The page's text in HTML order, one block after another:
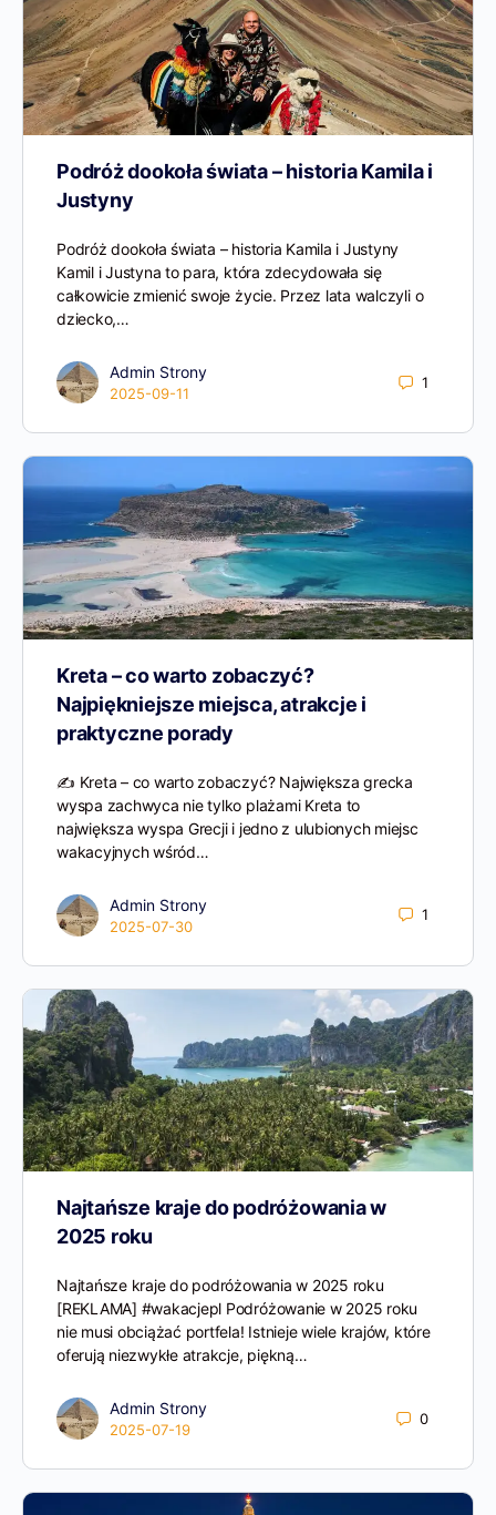
Podróż dookoła świata – historia Kamila i
Justyny
Podróż dookoła świata – historia Kamila i Justyny
Kamil i Justyna to para, która zdecydowała się
całkowicie zmienić swoje życie. Przez lata walczyli o
dziecko,…
Admin Strony
2025-09-11
1
Kreta – co warto zobaczyć?
Najpiękniejsze miejsca, atrakcje i
praktyczne porady
✍️ Kreta – co warto zobaczyć? Największa grecka
wyspa zachwyca nie tylko plażami Kreta to
największa wyspa Grecji i jedno z ulubionych miejsc
wakacyjnych wśród…
Admin Strony
2025-07-30
1
Najtańsze kraje do podróżowania w
2025 roku
Najtańsze kraje do podróżowania w 2025 roku
[REKLAMA] #wakacjepl Podróżowanie w 2025 roku
nie musi obciążać portfela! Istnieje wiele krajów, które
oferują niezwykłe atrakcje, piękną…
Admin Strony
2025-07-19
0